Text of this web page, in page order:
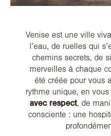
Venise est une ville
l’eau, de ruelles qui
chemins secrets, de
merveilles à chaque
été créée pour vous
rythme unique, en
avec respect, de
consciente : une